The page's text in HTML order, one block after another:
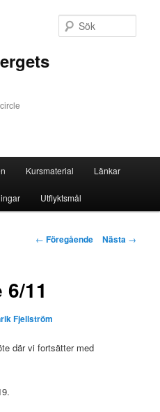
Kursmaterial Länkar
Utflyktsmål
Inläggsnavigering
← Föregående Nästa →
11
Fjellström
där vi fortsätter med